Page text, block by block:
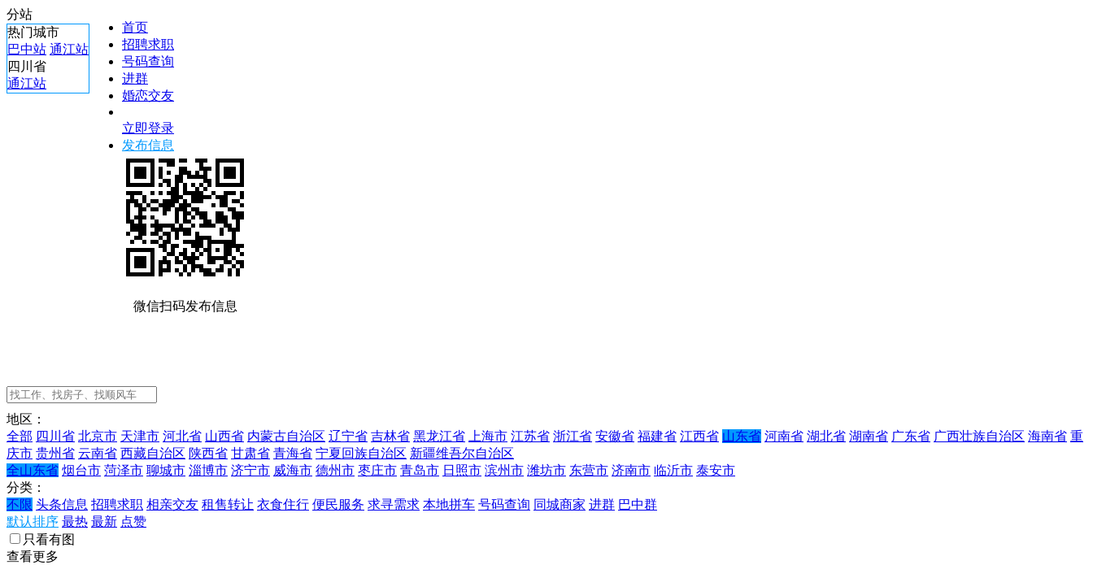
分站
热门城市
巴中站 通江站
四川省
通江站
首页
招聘求职
号码查询
进群
婚恋交友
立即登录
发布信息
微信扫码发布信息
地区：
全部 四川省 北京市 天津市 河北省 山西省 内蒙古自治区 辽宁省 吉林省 黑龙江省 上海市 江苏省 浙江省 安徽省 福建省 江西省 山东省 河南省 湖北省 湖南省 广东省 广西壮族自治区 海南省 重
庆市 贵州省 云南省 西藏自治区 陕西省 甘肃省 青海省 宁夏回族自治区 新疆维吾尔自治区
全山东省 烟台市 菏泽市 聊城市 淄博市 济宁市 威海市 德州市 枣庄市 青岛市 日照市 滨州市 潍坊市 东营市 济南市 临沂市 泰安市
分类：
不限 头条信息 招聘求职 相亲交友 租售转让 衣食住行 便民服务 求寻需求 本地拼车 号码查询 同城商家 进群 巴中群
默认排序 最热 最新 点赞
只看有图
查看更多